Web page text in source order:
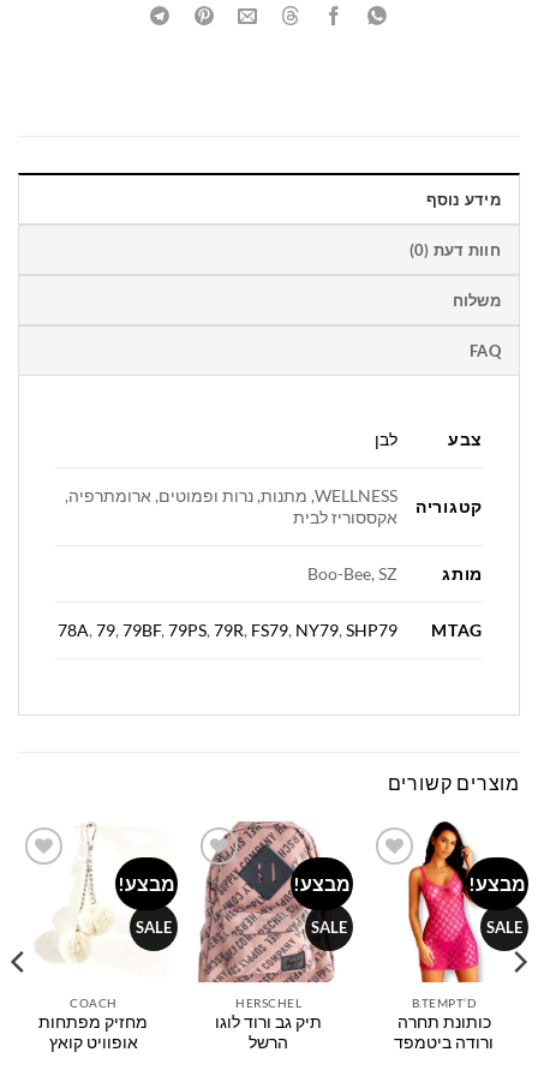
מידע נוסף
חוות דעת (0)
משלוח
FAQ
צבע לבן
קטגוריה
WELLNESS, מתנות, נרות ופמוטים, ארומתרפיה,
אקססוריז לבית
מותג Boo-Bee, SZ
MTAG
78A, 79, 79BF, 79PS, 79R, FS79, NY79, SHP79
מוצרים קשורים
מבצע!
SALE
B.TEMPT’D
כותונת תחרה
ורודה ביטמפד
מבצע!
SALE
Add to
wishlist
HERSCHEL
תיק גב ורוד לוגו
הרשל
מבצע!
SALE
COACH
מחזיק מפתחות
אופוויט קואץ